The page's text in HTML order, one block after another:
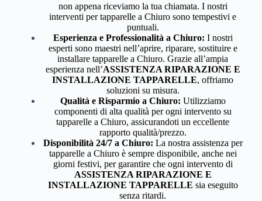
non appena riceviamo la tua chiamata. I nostri
interventi per tapparelle a Chiuro sono tempestivi e
puntuali.
Esperienza e Professionalità a Chiuro: I nostri
esperti sono maestri nell’aprire, riparare, sostituire e
installare tapparelle a Chiuro. Grazie all’ampia
esperienza nell’ASSISTENZA RIPARAZIONE E
INSTALLAZIONE TAPPARELLE, offriamo
soluzioni su misura.
Qualità e Risparmio a Chiuro: Utilizziamo
componenti di alta qualità per ogni intervento su
tapparelle a Chiuro, assicurandoti un eccellente
rapporto qualità/prezzo.
Disponibilità 24/7 a Chiuro: La nostra assistenza per
tapparelle a Chiuro è sempre disponibile, anche nei
giorni festivi, per garantire che ogni intervento di
ASSISTENZA RIPARAZIONE E
INSTALLAZIONE TAPPARELLE sia eseguito
senza ritardi.